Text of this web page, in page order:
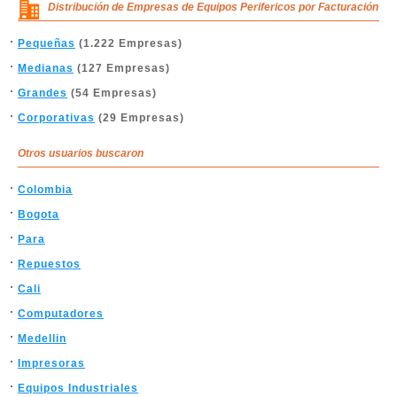
Distribución de Empresas de Equipos Perifericos por Facturación
Pequeñas (1.222 Empresas)
Medianas (127 Empresas)
Grandes (54 Empresas)
Corporativas (29 Empresas)
Otros usuarios buscaron
Colombia
Bogota
Para
Repuestos
Cali
Computadores
Medellin
Impresoras
Equipos Industriales